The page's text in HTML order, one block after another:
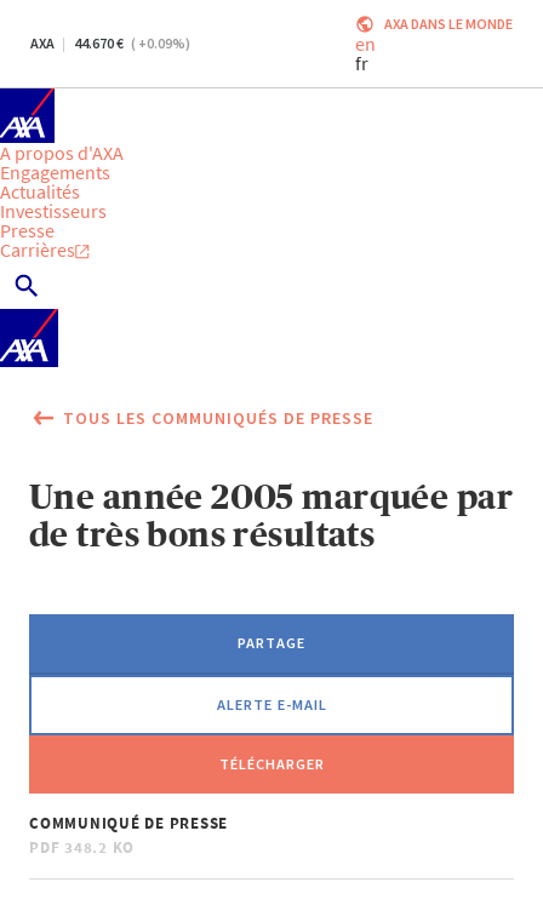
AXA 44.670 ( +0.09%)
AXA DANS LE MONDE
en
fr
A propos d'AXA
Engagements
Actualités
Investisseurs
Presse
Carrières
TOUS LES COMMUNIQUÉS DE PRESSE
Une année 2005 marquée par
de très bons résultats
PARTAGE
ALERTE E-MAIL
TÉLÉCHARGER
COMMUNIQUÉ DE PRESSE
PDF 348.2 KO